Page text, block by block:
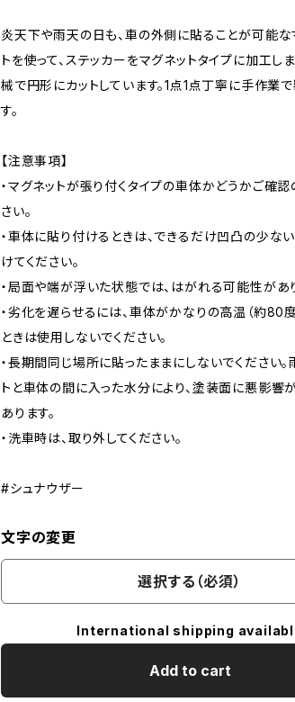
炎天下や雨天の日も、車の外側に貼ることが可能な
トを使って、ステッカーをマグネットタイプに加工し
械で円形にカットしています。1点1点丁寧に手作業
す。
【注意事項】
・マグネットが張り付くタイプの車体かどうかご確
さい。
・車体に貼り付けるときは、できるだけ凹凸の少な
けてください。
・局面や端が浮いた状態では、はがれる可能性があ
・劣化を遅らせるには、車体がかなりの高温（約80
ときは使用しないでください。
・長期間同じ場所に貼ったままにしないでください。
トと車体の間に入った水分により、塗装面に悪影響
あります。
・洗車時は、取り外してください。
#シュナウザー
文字の変更
選択する（必須）
International shipping
Add to cart